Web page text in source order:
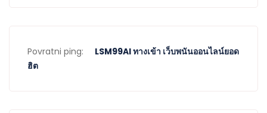
Povratni ping:
LSM99AI ทางเข้า เว็บพนันออนไลน์ยอด
ฮิต